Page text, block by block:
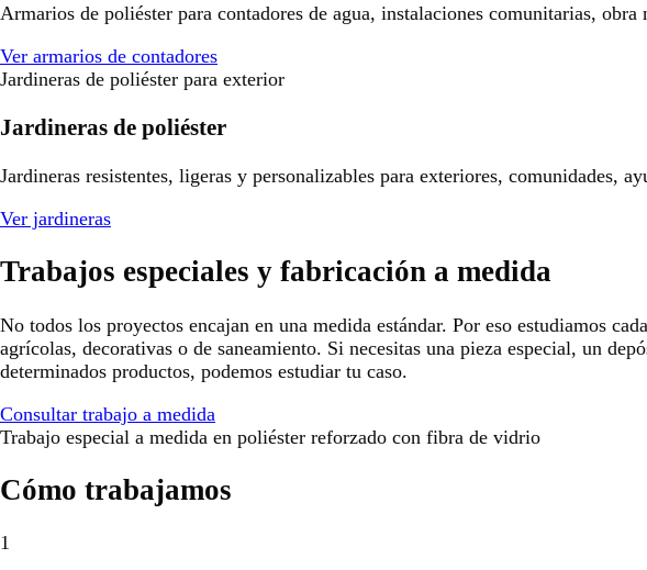
Armarios de poliéster para contadores de agua, instalaciones comunitarias,
Ver armarios de contadores
Jardineras de poliéster para exterior
Jardineras de poliéster
Jardineras resistentes, ligeras y personalizables para exteriores, comunidades,
Ver jardineras
Trabajos especiales y fabricación a medida
No todos los proyectos encajan en una medida estándar. Por eso estudiamos
agrícolas, decorativas o de saneamiento. Si necesitas una pieza especial, un
determinados productos, podemos estudiar tu caso.
Consultar trabajo a medida
Trabajo especial a medida en poliéster reforzado con fibra de vidrio
Cómo trabajamos
1